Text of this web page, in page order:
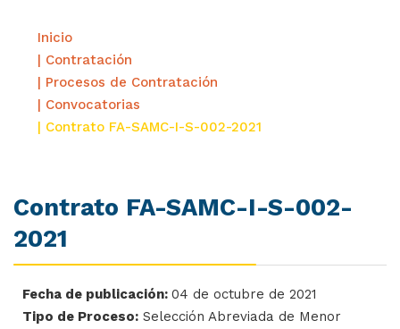
Inicio
| Contratación
| Procesos de Contratación
| Convocatorias
| Contrato FA-SAMC-I-S-002-2021
Contrato FA-SAMC-I-S-002-
2021
Fecha de publicación: 04 de octubre de 2021
Tipo de Proceso: Selección Abreviada de Menor